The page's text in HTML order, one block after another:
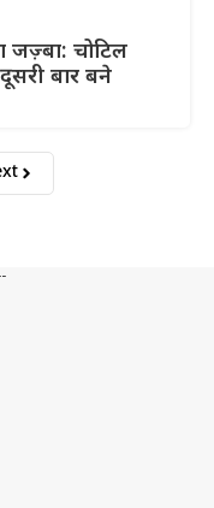
चोटिल
बार बने